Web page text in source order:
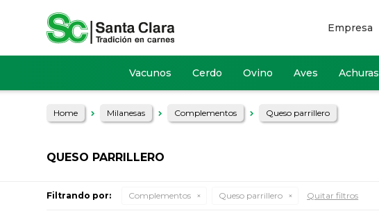
Vacunos Cerdo Ovino Aves Achuras
Empresa
Home Milanesas Complementos Queso parrillero
QUESO PARRILLERO
Filtrando por: Complementos Queso parrillero Quitar filtros